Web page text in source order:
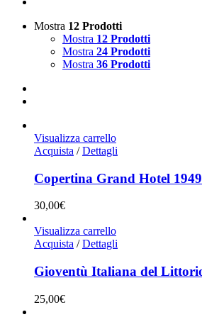
Mostra 12 Prodotti
Mostra 12 Prodotti
Mostra 24 Prodotti
Mostra 36 Prodotti
Visualizza carrello
Acquista / Dettagli
Copertina Grand Hotel
30,00€
Visualizza carrello
Acquista / Dettagli
Gioventù Italiana del
25,00€